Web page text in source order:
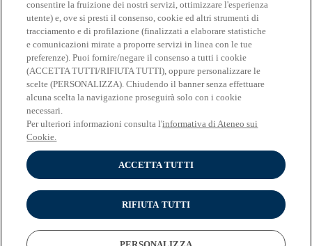
soggetti terzi, attività promozionali, indagini legate
a iniziative di ricerca
- lettera e) dell'Informativa
PRESTO IL CONSENSO
NEGO IL CONSENSO
INFORMATIVA RELATIVA AL TRATTAMENTO DEI DATI PERSONALI
consentire la fruizione dei nostri servizi, ottimizzare l'esperienza
utente) e, ove si presti il consenso, cookie ed altri strumenti di
tracciamento e di profilazione (finalizzati a elaborare statistiche
e comunicazioni mirate a proporre servizi in linea con le tue
preferenze). Puoi fornire/negare il consenso a tutti i cookie
(ACCETTA TUTTI/RIFIUTA TUTTI), oppure personalizzare le
scelte (PERSONALIZZA). Chiudendo il banner senza effettuare
alcuna scelta la navigazione proseguirà solo con i cookie
necessari.
Per ulteriori informazioni consulta l'informativa di Ateneo sui
Cookie.
ACCETTA TUTTI
RIFIUTA TUTTI